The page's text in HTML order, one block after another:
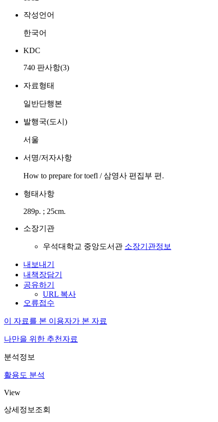
작성언어
한국어
KDC
740 판사항(3)
자료형태
일반단행본
발행국(도시)
서울
서명/저자사항
How to prepare for toefl / 삼영사 편집부 편.
형태사항
289p. ; 25cm.
소장기관
우석대학교 중앙도서관 소장기관정보
내보내기
내책장담기
공유하기
URL 복사
오류접수
이 자료를 본 이용자가 본 자료
나만을 위한 추천자료
분석정보
활용도 분석
View
상세정보조회